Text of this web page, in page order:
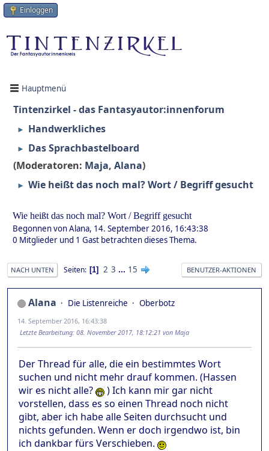
Einloggen
Hauptmenü
Tintenzirkel - das Fantasyautor:innenforum
► Handwerkliches
►
Das Sprachbastelboard
(Moderatoren: Maja, Alana)
► Wie heißt das noch mal? Wort / Begriff gesucht
Wie heißt das noch mal? Wort / Begriff gesucht
Begonnen von Alana, 14. September 2016, 16:43:38
0 Mitglieder und 1 Gast betrachten dieses Thema.
NACH UNTEN Seiten 1 2 3 ... 15 BENUTZER-AKTIONEN
Alana Die Listenreiche Oberbotz
14. September 2016, 16:43:38
Letzte Bearbeitung: 08. November 2017, 18:12:21 von Maja
Der Thread für alle, die ein bestimmtes Wort
suchen und nicht mehr drauf kommen. (Hassen
wir es nicht alle?
) Ich kann mir gar nicht
vorstellen, dass es so einen Thread noch nicht
gibt, aber ich habe alle Seiten durchsucht und
nichts gefunden. Wenn er doch irgendwo ist, bin
ich dankbar fürs Verschieben.